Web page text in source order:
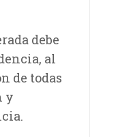
debe
al
de todas
y